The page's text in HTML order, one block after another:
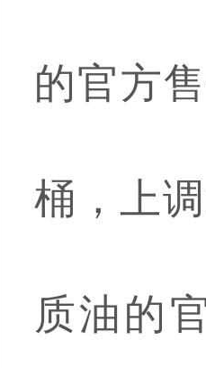
的官方
桶，上
质油的